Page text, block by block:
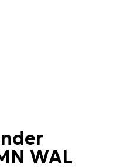
WAL